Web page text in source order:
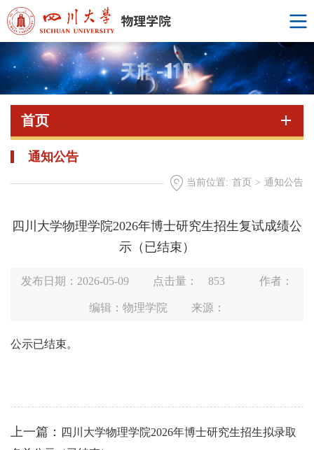
首页
通知公告
当前位置: 首页 > 通知公告
四川大学物理学院2026年博士研究生招生复试成绩公
示（已结束）
发布日期：2026-05-09 点击量： 853 作者：
编辑：物理学院 来源：
公示已结束。
上一篇：
四川大学物理学院2026年博士研究生招生拟录取